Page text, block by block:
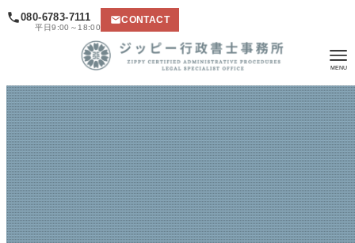
080-6783-7111
平日9:00～18:00
CONTACT